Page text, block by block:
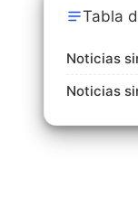
Tabla
Noticias
Noticias